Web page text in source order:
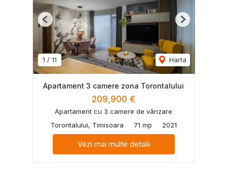
1 / 11 Harta
Previous Next
Apartament 3 camere zona Torontalului
209,900 €
Apartament cu 3 camere de vânzare
Torontalului, Timisoara
71 mp 2021
Vezi mai multe detalii